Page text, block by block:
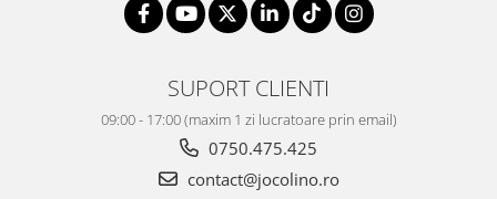
SUPORT CLIENTI
09:00 - 17:00 (maxim 1 zi lucratoare prin email)
0750.475.425
contact@jocolino.ro